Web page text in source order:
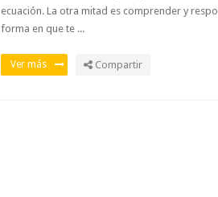
ecuación. La otra mitad es comprender y
forma en que te ...
Ver más Compartir